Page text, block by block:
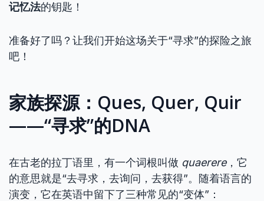
记忆法的钥匙！
准备好了吗？让我们开始这场关于“寻求”的探险之旅
吧！
家族探源：Ques, Quer, Quir
——“寻求”的DNA
在古老的拉丁语里，有一个词根叫做 quaerere，它
的意思就是“去寻求，去询问，去获得”。随着语言的
演变，它在英语中留下了三种常见的“变体”：